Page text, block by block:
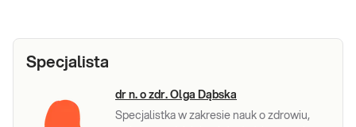
Specjalista
dr n. o zdr. Olga Dąbska
Specjalistka w zakresie nauk o zdrowiu,